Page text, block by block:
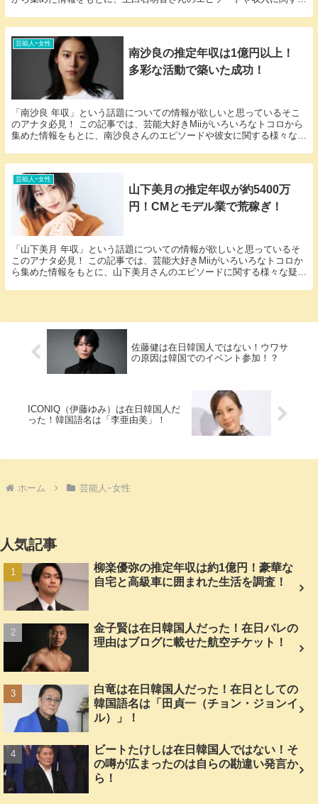
芸能人ｰ女性
南沙良の推定年収は1億円以上！
多彩な活動で築いた成功！
「南沙良 年収」という話題についての情報が欲しいと思っているそこ
のアナタ必見！ この記事では、芸能大好きMiiがいろいろなトコロから
集めた情報をもとに、南沙良さんのエピソードや彼女に関する様々な疑
芸能人ｰ女性
山下美月の推定年収が約5400万
円！CMとモデル業で荒稼ぎ！
「山下美月 年収」という話題についての情報が欲しいと思っているそ
このアナタ必見！ この記事では、芸能大好きMiiがいろいろなトコロか
ら集めた情報をもとに、山下美月さんのエピソードに関する様々な疑問
佐藤健は在日韓国人ではない！ウワサ
の原因は韓国でのイベント参加！？
ICONIQ（伊藤ゆみ）は在日韓国人だ
った！韓国語名は「李亜由美」！
ホーム 芸能人ｰ女性
人気記事
柳楽優弥の推定年収は約1億円！豪華な
自宅と高級車に囲まれた生活を調査！
金子賢は在日韓国人だった！在日バレの
理由はブログに載せた航空チケット！
白竜は在日韓国人だった！在日としての
韓国語名は「田貞一（チョン・ジョンイ
ル）」！
ビートたけしは在日韓国人ではない！そ
の噂が広まったのは自らの勘違い発言か
ら！